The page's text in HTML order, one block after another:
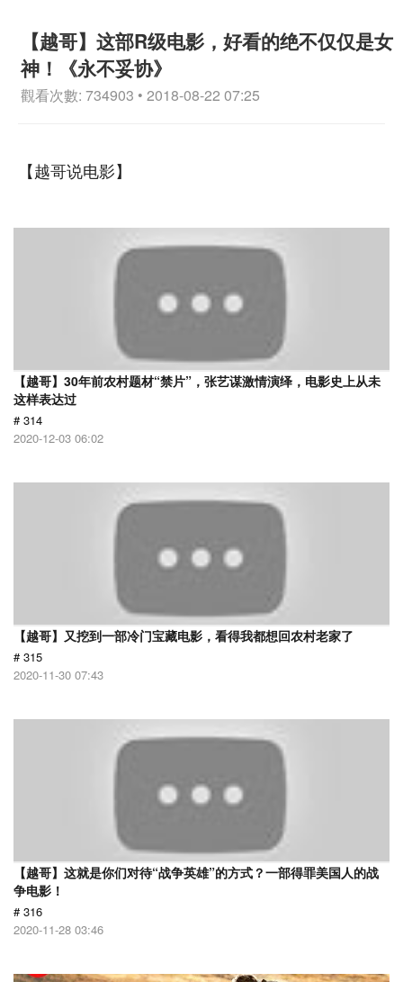
【越哥】这部R级电影，好看的绝不仅仅是女
神！《永不妥协》
觀看次數: 734903 • 2018-08-22 07:25
【越哥说电影】
【越哥】30年前农村题材“禁片”，张艺谋激情演绎，电影史上从未
这样表达过
# 314
2020-12-03 06:02
【越哥】又挖到一部冷门宝藏电影，看得我都想回农村老家了
# 315
2020-11-30 07:43
【越哥】这就是你们对待“战争英雄”的方式？一部得罪美国人的战
争电影！
# 316
2020-11-28 03:46